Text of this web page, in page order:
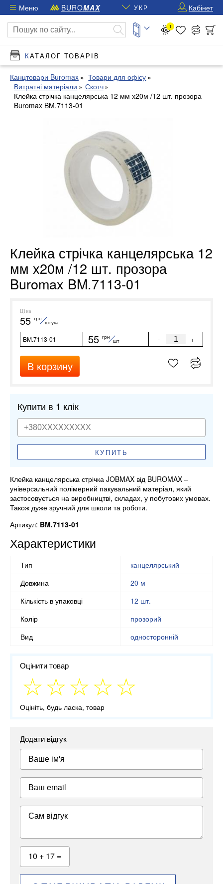
Меню BUROMAX УКР Кабінет
1
КАТАЛОГ ТОВАРІВ
Канцтовари Buromax
Товари для офісу
Витратні матеріали
Скотч
Клейка стрічка канцелярська 12 мм х20м /12 шт. прозора
Buromax BM.7113-01
Клейка стрічка канцелярська 12
мм х20м /12 шт. прозора
Buromax BM.7113-01
Ціна
55 грн
штука
BM.7113-01 55 грн
шт - +
В корзину
Купити в 1 клік
КУПИТЬ
Клейка канцелярська стрічка JOBMAX від BUROMAX –
універсальний полімерний пакувальний матеріал, який
застосовується на виробництві, складах, у побутових умовах.
Також дуже зручний для школи та роботи.
Артикул: BM.7113-01
Характеристики
Тип
канцелярський
Довжина
20 м
Кількість в упаковці
12 шт.
Колір
прозорий
Вид
односторонній
Оцінити товар
Оцініть, будь ласка, товар
Додати відгук
Ваше ім'я
Ваш email
Сам відгук
10 + 17 =